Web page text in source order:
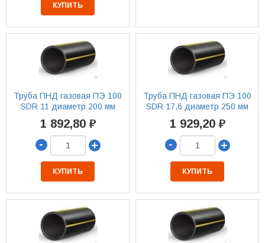
КУПИТЬ
Труба ПНД газовая ПЭ 100
SDR 11 диаметр 200 мм
1 892,80 ₽
-
+
КУПИТЬ
Труба ПНД газовая ПЭ 100
SDR 17,6 диаметр 250 мм
1 929,20 ₽
-
+
КУПИТЬ